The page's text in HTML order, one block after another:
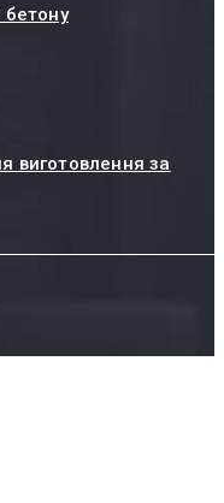
бетону
виготовлення за